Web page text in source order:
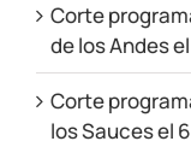
Corte
de los Andes
Corte
los Sauces el